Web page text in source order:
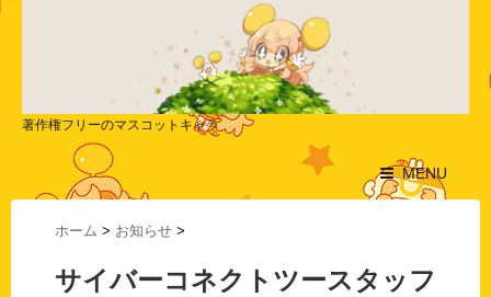
著作権フリーのマスコットキャラ
MENU
ホーム > お知らせ >
サイバーコネクトツースタッフ